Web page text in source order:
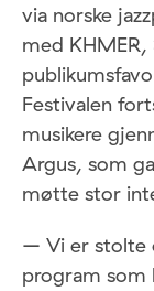
via norske
med
Festivalen
musikere
Argus, som
møtte stor
– Vi er stolte
program